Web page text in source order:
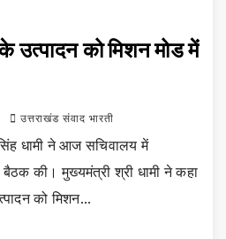
उत्पादन को मिशन मोड में
उत्तराखंड संवाद भारती
धामी ने आज सचिवालय में
बैठक की। मुख्यमंत्री श्री धामी ने कहा
को मिशन…